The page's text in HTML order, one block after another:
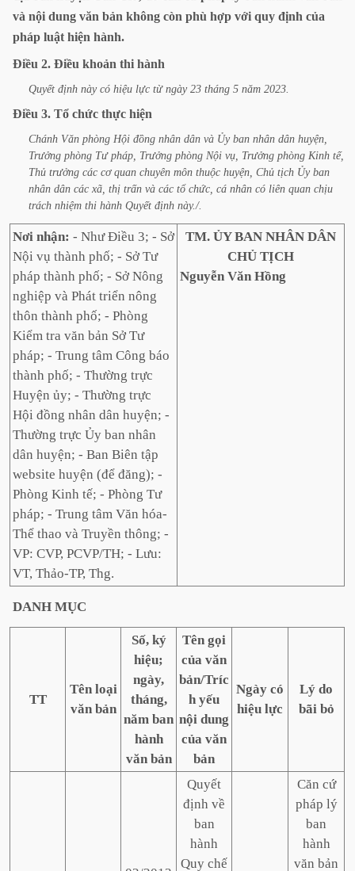
và nội dung văn bản không còn phù hợp với quy định của
pháp luật hiện hành.
Điều 2. Điều khoản thi hành
Quyết định này có hiệu lực từ ngày 23 tháng 5 năm 2023.
Điều 3. Tổ chức thực hiện
Chánh Văn phòng Hội đồng nhân dân và Ủy ban nhân dân huyện,
Trưởng phòng Tư pháp, Trưởng phòng Nội vụ, Trưởng phòng Kinh tế,
Thủ trưởng các cơ quan chuyên môn thuộc huyện, Chủ tịch Ủy ban
nhân dân các xã, thị trấn và các tổ chức, cá nhân có liên quan chịu
trách nhiệm thi hành Quyết định này./.
Nơi nhận:- Như Điều 3; - Sở
Nội vụ thành phố; - Sở Tư
pháp thành phố; - Sở Nông
nghiệp và Phát triển nông
thôn thành phố; - Phòng
Kiểm tra văn bản Sở Tư
pháp; - Trung tâm Công báo
thành phố; - Thường trực
Huyện ủy; - Thường trực
Hội đồng nhân dân huyện; -
Thường trực Ủy ban nhân
dân huyện; - Ban Biên tập
website huyện (để đăng); -
Phòng Kinh tế; - Phòng Tư
pháp; - Trung tâm Văn hóa-
Thể thao và Truyền thông; -
VP: CVP, PCVP/TH; - Lưu:
VT, Thảo-TP, Thg.
TM. ỦY BAN NHÂN DÂN
CHỦ TỊCH
Nguyễn Văn Hồng
DANH MỤC
TT
Tên loại
văn bản
Số, ký
hiệu;
ngày,
tháng,
năm ban
hành
văn bản
Tên gọi
của văn
bản/Tríc
h yếu
nội dung
của văn
bản
Ngày có
hiệu lực
Lý do
bãi bỏ
Quyết
định về
ban
hành
Quy chế
Căn cứ
pháp lý
ban
hành
văn bản